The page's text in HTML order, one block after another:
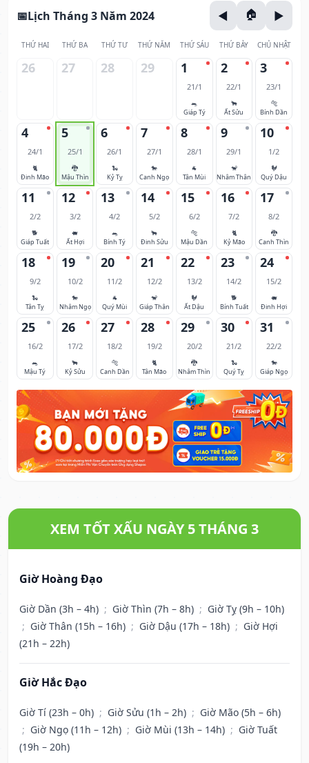
Lịch Tháng 3 Năm 2024
THỨ HAI THỨ BA THỨ TƯ THỨ NĂM THỨ SÁU THỨ BẢY CHỦ NHẬT
26 27 28 29 1
21/1
🐀
Giáp Tý
2
22/1
🐂
Ất Sửu
3
23/1
🐅
Bính Dần
4
24/1
🐈
Đinh Mão
5
25/1
🐉
Mậu Thìn
6
26/1
🐍
Kỷ Tỵ
7
27/1
🐎
Canh Ngọ
8
28/1
🐐
Tân Mùi
9
29/1
🐒
Nhâm Thân
10
1/2
🐓
Quý Dậu
11
2/2
🐕
Giáp Tuất
12
3/2
🐖
Ất Hợi
13
4/2
🐀
Bính Tý
14
5/2
🐂
Đinh Sửu
15
6/2
🐅
Mậu Dần
16
7/2
🐈
Kỷ Mão
17
8/2
🐉
Canh Thìn
18
9/2
🐍
Tân Tỵ
19
10/2
🐎
Nhâm Ngọ
20
11/2
🐐
Quý Mùi
21
12/2
🐒
Giáp Thân
22
13/2
🐓
Ất Dậu
23
14/2
🐕
Bính Tuất
24
15/2
🐖
Đinh Hợi
25
16/2
🐀
Mậu Tý
26
17/2
🐂
Kỷ Sửu
27
18/2
🐅
Canh Dần
28
19/2
🐈
Tân Mão
29
20/2
🐉
Nhâm Thìn
30
21/2
🐍
Quý Tỵ
31
22/2
🐎
Giáp Ngọ
XEM TỐT XẤU NGÀY 5 THÁNG 3
Giờ Hoàng Đạo
Giờ Dần (3h – 4h) ; Giờ Thìn (7h – 8h) ; Giờ Tỵ (9h – 10h)
; Giờ Thân (15h – 16h) ; Giờ Dậu (17h – 18h) ; Giờ Hợi
(21h – 22h)
Giờ Hắc Đạo
Giờ Tí (23h – 0h) ; Giờ Sửu (1h – 2h) ; Giờ Mão (5h – 6h)
; Giờ Ngọ (11h – 12h) ; Giờ Mùi (13h – 14h) ; Giờ Tuất
(19h – 20h)